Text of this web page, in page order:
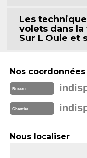
Les
volets dans
Sur L Oule et
Nos coordonnées
Bureau
Chantier
Nous localiser